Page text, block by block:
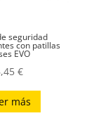
seguridad
con patillas
EVO
€
más